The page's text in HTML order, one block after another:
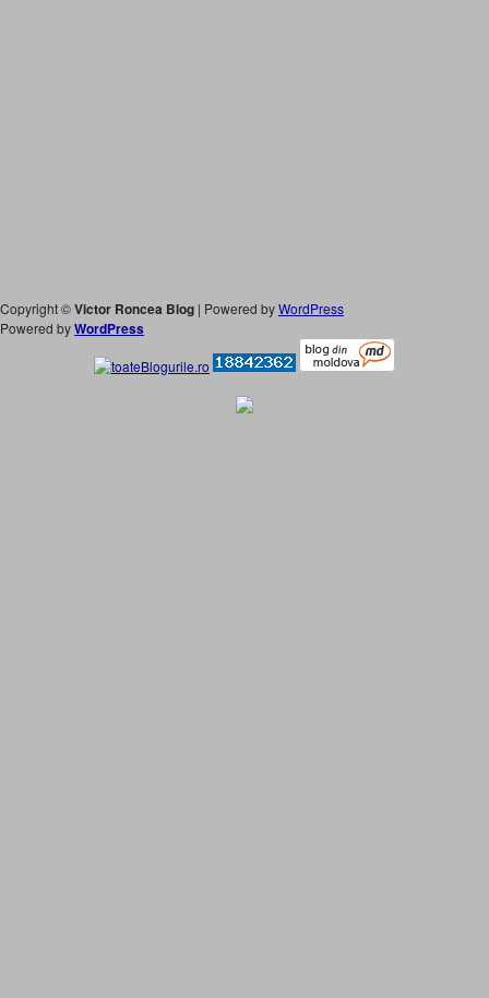
Copyright ©Victor Roncea Blog | Powered byWordPress
Powered byWordPress